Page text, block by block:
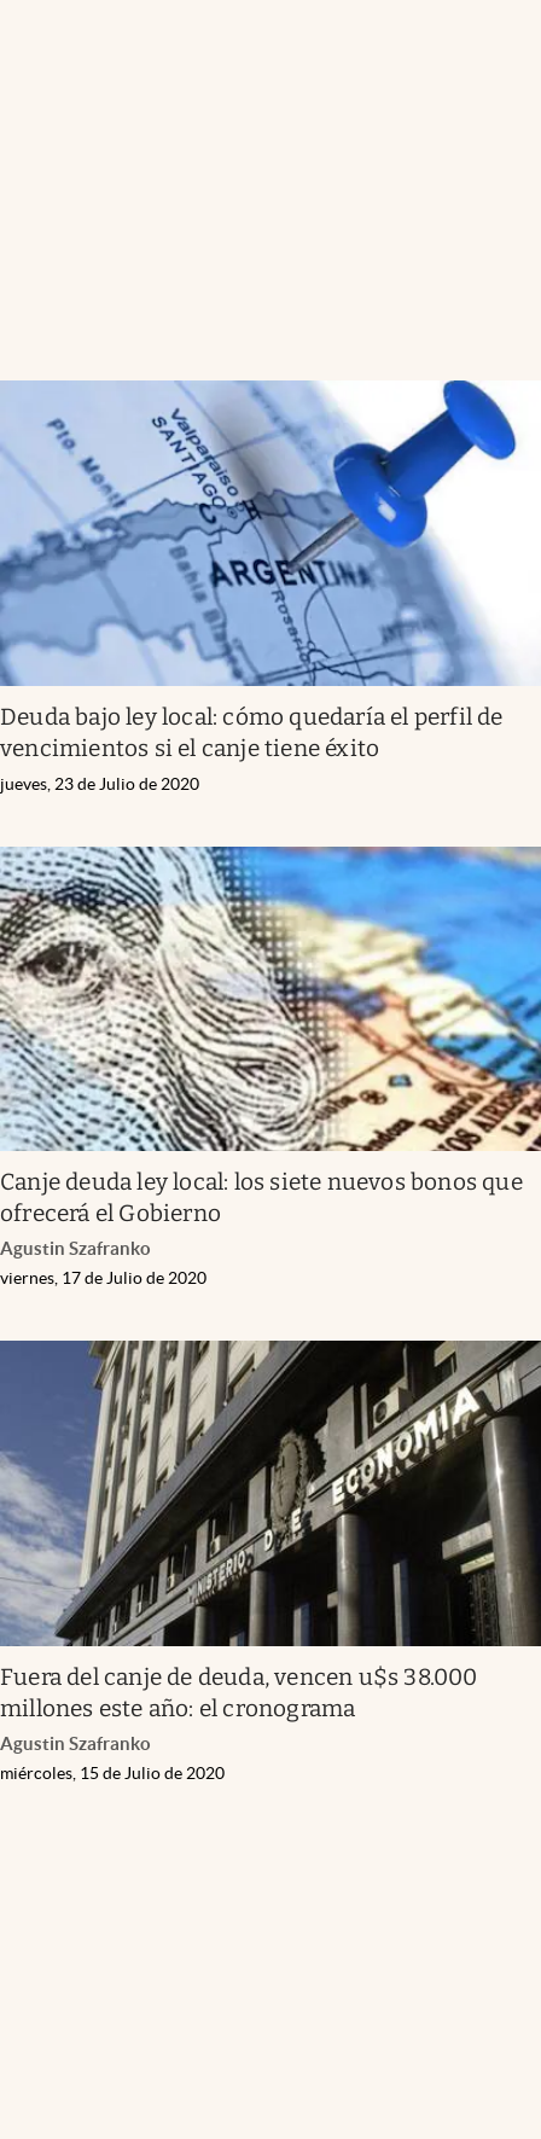
Deuda bajo ley local: cómo quedaría el perfil de
vencimientos si el canje tiene éxito
jueves, 23 de Julio de 2020
Canje deuda ley local: los siete nuevos bonos que
ofrecerá el Gobierno
Agustin Szafranko
viernes, 17 de Julio de 2020
Fuera del canje de deuda, vencen u$s 38.000
millones este año: el cronograma
Agustin Szafranko
miércoles, 15 de Julio de 2020